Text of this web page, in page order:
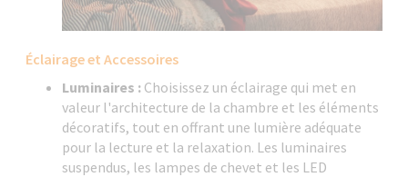
Éclairage et Accessoires
Luminaires : Choisissez un éclairage qui met en
valeur l'architecture de la chambre et les éléments
décoratifs, tout en offrant une lumière adéquate
pour la lecture et la relaxation. Les luminaires
suspendus, les lampes de chevet et les LED